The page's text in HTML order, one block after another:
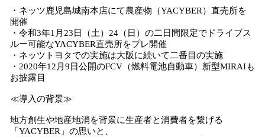
・ネッツ鹿児島城南本店にて農産物（YACYBER）直売所を
開催
・令和3年1月23日（土）24（日）の二日間限定でドライブス
ルー可能なYACYBER直売所をプレ開催
・ネッツトヨタでの実施は大阪に続いて二番目の実施
・2020年12月9日公開のFCV（燃料電池自動車）新型MIRAIも
お披露目
≪導入の背景≫
地方創生や地産地消を背景に生産者と消費者を繋げる
「YACYBER」の思いと、